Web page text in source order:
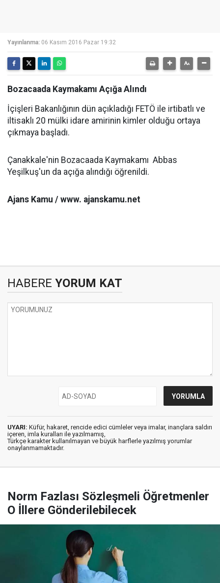
Yayınlanma: 06 Kasım 2016 Pazar 19:32
Bozacaada Kaymakamı Açığa Alındı
İçişleri Bakanlığının dün açıkladığı FETÖ ile irtibatlı ve
iltisaklı 20 mülki idare amirinin kimler olduğu ortaya
çıkmaya başladı.
Çanakkale'nin Bozacaada Kaymakamı Abbas
Yeşilkuş'un da açığa alındığı öğrenildi.
Ajans Kamu / www. ajanskamu.net
HABERE YORUM KAT
UYARI: Küfür, hakaret, rencide edici cümleler veya imalar, inançlara saldırı
içeren, imla kuralları ile yazılmamış,
Türkçe karakter kullanılmayan ve büyük harflerle yazılmış yorumlar
onaylanmamaktadır.
Norm Fazlası Sözleşmeli Öğretmenler
O İllere Gönderilebilecek